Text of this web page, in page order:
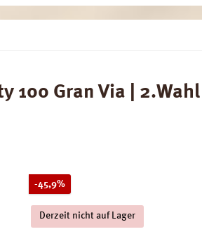
100 Gran Via | 2.Wahl
-45,9%Rabatt
Derzeit nicht auf Lager